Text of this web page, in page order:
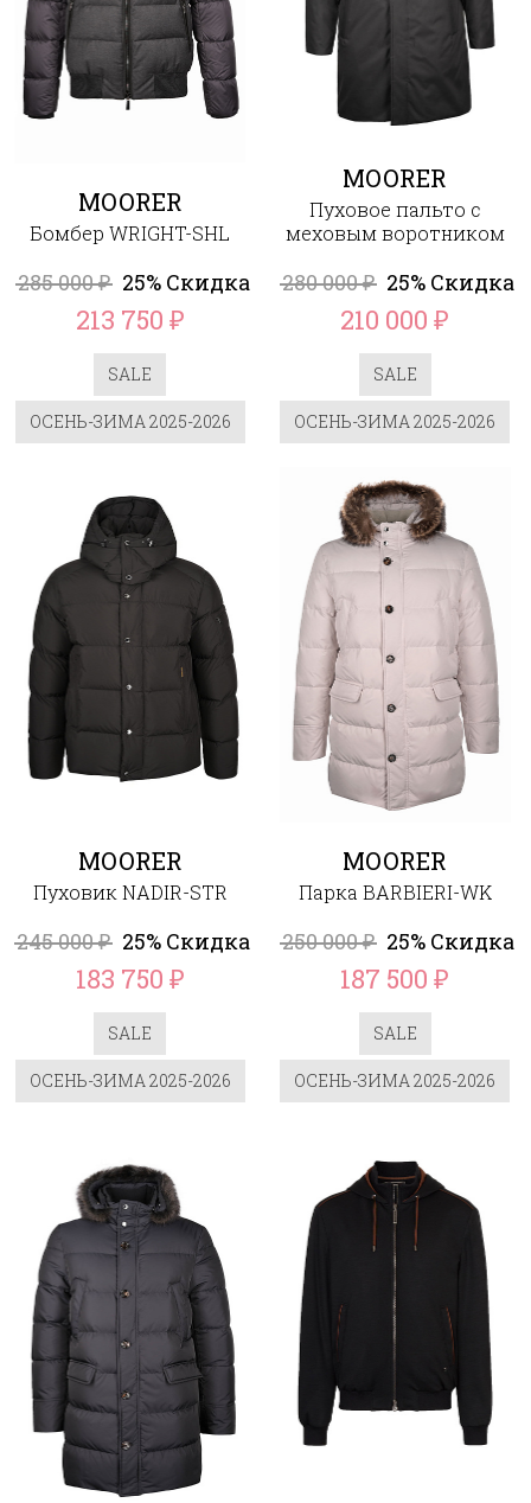
MOORER
Бомбер WRIGHT-SHL
285 000₽ 25% Скидка
213 750 ₽
SALE
ОСЕНЬ-ЗИМА 2025-2026
MOORER
Пуховое пальто с
меховым воротником
280 000₽ 25% Скидка
210 000₽
SALE
ОСЕНЬ-ЗИМА 2025-2026
MOORER
Пуховик NADIR-STR
245 000₽ 25% Скидка
183 750 ₽
SALE
ОСЕНЬ-ЗИМА 2025-2026
MOORER
Парка BARBIERI-WK
250 000₽ 25% Скидка
187 500₽
SALE
ОСЕНЬ-ЗИМА 2025-2026